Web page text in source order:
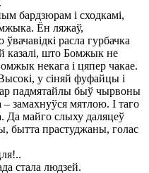
бардзюрам і сходкамі,
Ён ляжаў,
расла гурбачка
казалі, што Бомжык не
некага і цяпер чакае.
у сіняй фуфайцы і
падмятайлы быў чырвоны
замахнуўся мятлою. I таго
Да майго слыху даляцеў
бытта прастуджаны, голас
стала людзей.